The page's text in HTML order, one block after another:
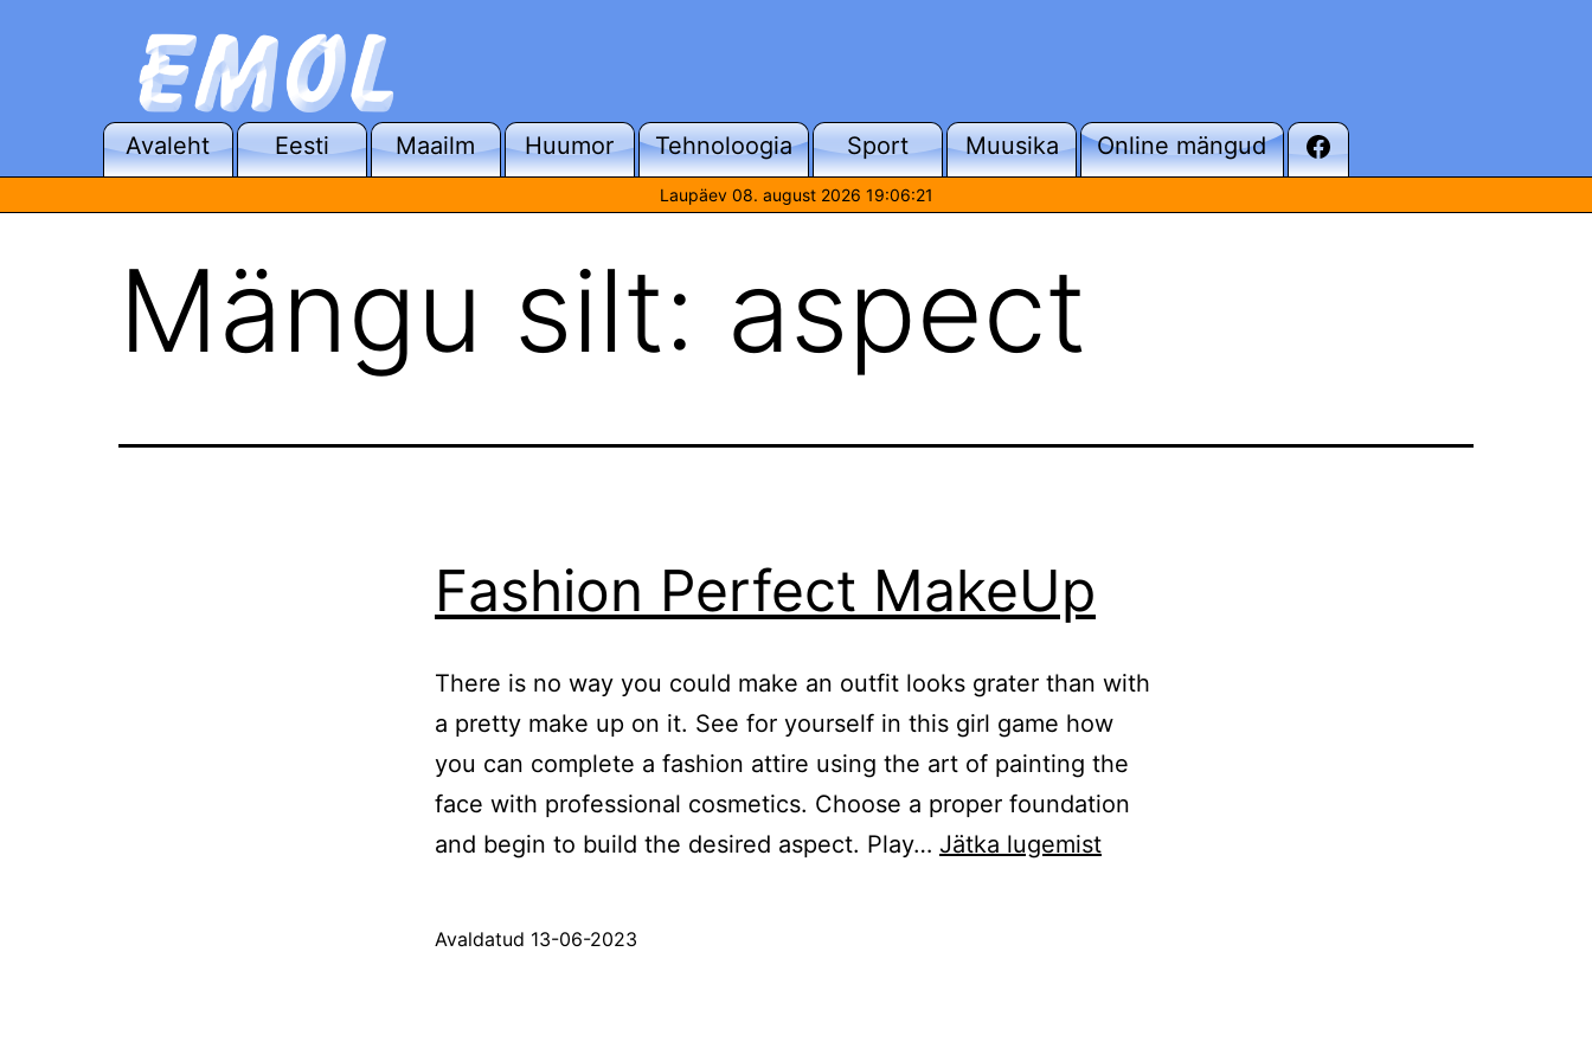
Emol.be
Avaleht Eesti Maailm Huumor Tehnoloogia Sport Muusika Online mängud
Laupäev 08. august 2026 19:06:21
Mängu silt: aspect
Fashion Perfect MakeUp
There is no way you could make an outfit looks grater than with
a pretty make up on it. See for yourself in this girl game how
you can complete a fashion attire using the art of painting the
face with professional cosmetics. Choose a proper foundation
and begin to build the desired aspect. Play… Jätka lugemistFashion
Avaldatud 13-06-2023